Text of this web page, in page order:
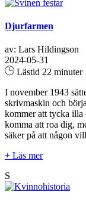
Djurfarmen
av: Lars Hildingson
2024-05-31
Lästid 22 minuter
I november 1943
skrivmaskin och
kommer att tycka
komma att roa dig,
säker på att någon
+ Läs mer
S